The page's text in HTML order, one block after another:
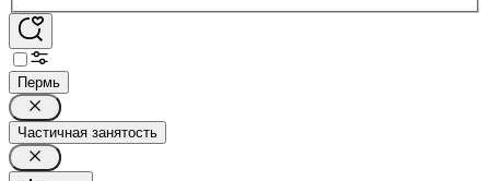
Пермь
Частичная занятость